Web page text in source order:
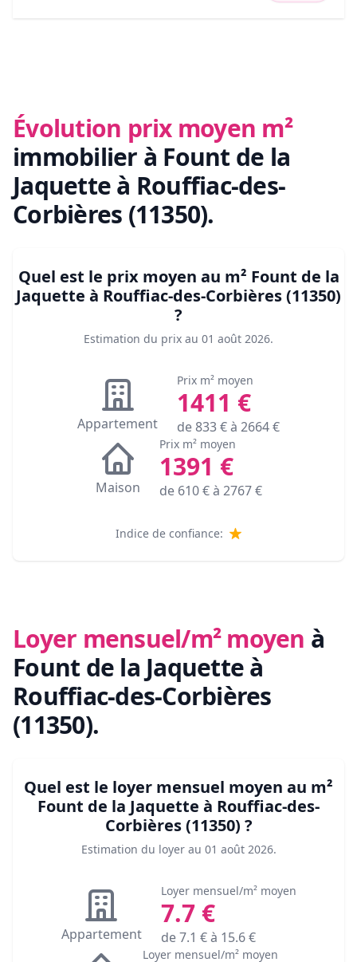
Évolution prix moyen m²
immobilier à Fount de la
Jaquette à Rouffiac-des-
Corbières (11350).
Quel est le prix moyen au m² Fount de la
Jaquette à Rouffiac-des-Corbières (11350)
?
Estimation du prix au 01 août 2026.
Appartement
Prix m² moyen
1411 €
de833€ à 2664€
Maison
Prix m² moyen
1391 €
de 610€ à 2767€
Indice de confiance:
Loyer mensuel/m² moyen à
Fount de la Jaquette à
Rouffiac-des-Corbières
(11350).
Quel est le loyer mensuel moyen au m²
Fount de la Jaquette à Rouffiac-des-
Corbières (11350) ?
Estimation du loyer au 01 août 2026.
Appartement
Loyer mensuel/m² moyen
7.7€
de7.1 € à 15.6€
Loyer mensuel/m² moyen